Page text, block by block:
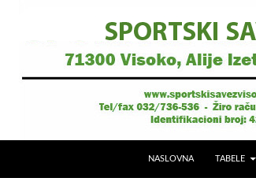
NASLOVNA TABELE